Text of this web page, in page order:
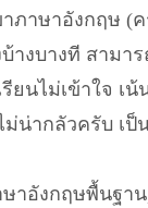
ภาษาอังกฤษ
างบางที สาม
ยนไม่เข้าใจ
ม่น่ากลัวครับ เป็
าอังกฤษพื้นฐาน